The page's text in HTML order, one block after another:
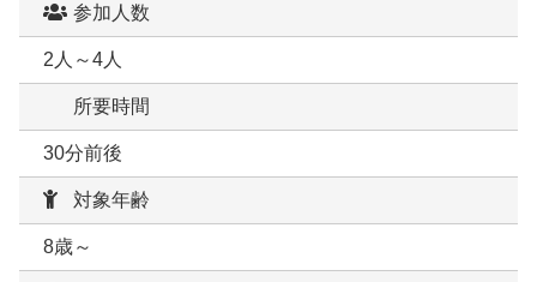
参加人数
2人～4人
所要時間
30分前後
対象年齢
8歳～